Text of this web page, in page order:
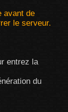
avant de
le serveur.
entrez la
du